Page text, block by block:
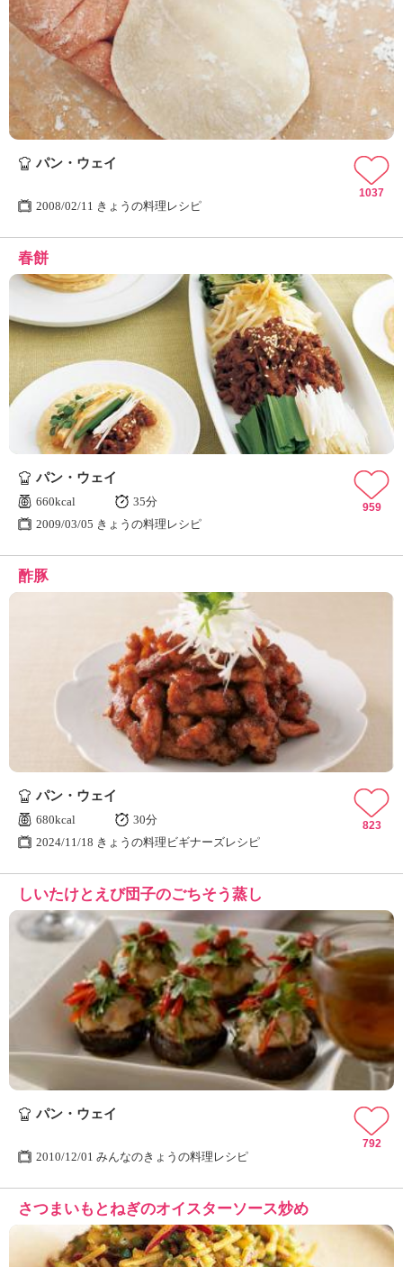
パン・ウェイ
2008/02/11 きょうの料理レシピ
1037
春餅
パン・ウェイ
660kcal
35分
2009/03/05 きょうの料理レシピ
959
酢豚
パン・ウェイ
680kcal
30分
2024/11/18 きょうの料理ビギナーズレシピ
823
しいたけとえび団子のごちそう蒸し
パン・ウェイ
2010/12/01 みんなのきょうの料理レシピ
792
さつまいもとねぎのオイスターソース炒め